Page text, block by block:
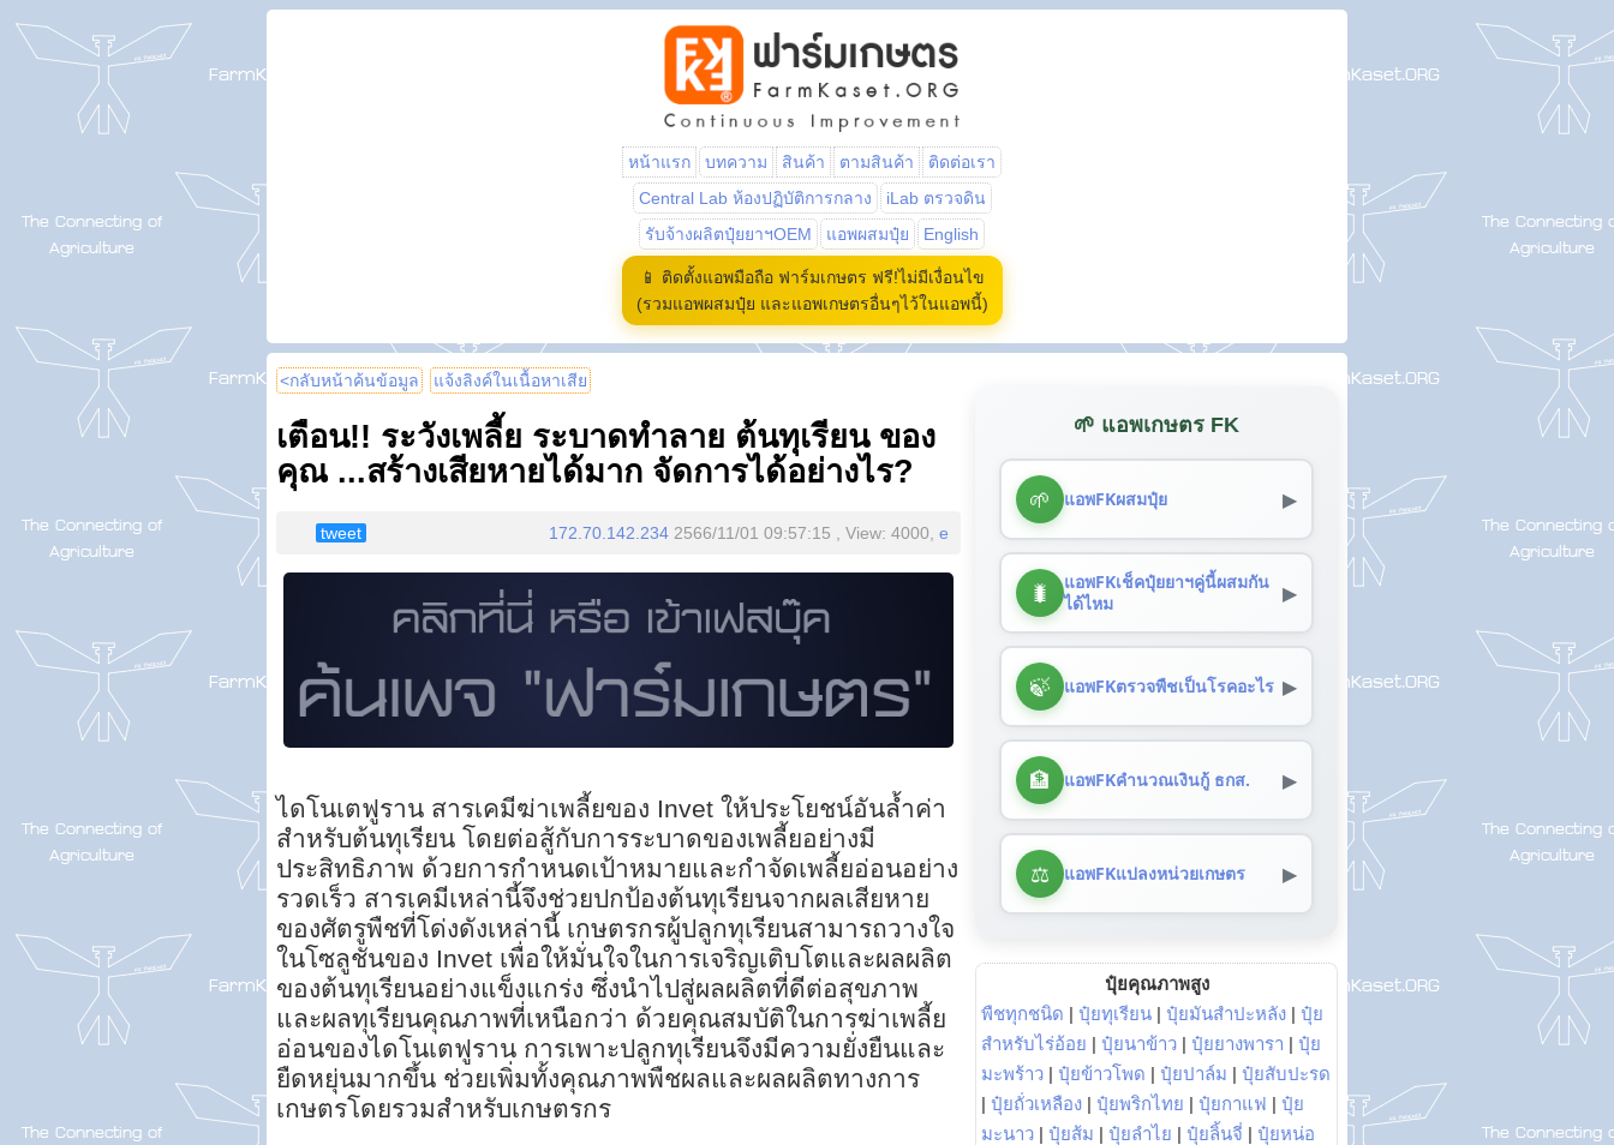
หน้าแรก บทความ สินค้า ตามสินค้า
ติดต่อเรา
Central Lab ห้องปฏิบัติการกลาง
iLab ตรวจดิน
รับจ้างผลิตปุ๋ยยาฯOEM
แอพผสมปุ๋ย English
📱 ติดตั้งแอพมือถือ ฟาร์มเกษตร ฟรี!ไม่มีเงื่อนไข
(รวมแอพผสมปุ๋ย และแอพเกษตรอื่นๆไว้ในแอพนี้)
<กลับหน้าค้นข้อมูล แจ้งลิงค์ในเนื้อหาเสีย
เตือน!! ระวังเพลี้ย ระบาดทำลาย ต้นทุเรียน ของ
คุณ ...สร้างเสียหายได้มาก จัดการได้อย่างไร?
tweet 172.70.142.234 2566/11/01 09:57:15 , View: 4000, e
ไดโนเตฟูราน สารเคมีฆ่าเพลี้ยของ Invet ให้ประโยชน์อันล้ำค่า
สำหรับต้นทุเรียน โดยต่อสู้กับการระบาดของเพลี้ยอย่างมี
ประสิทธิภาพ ด้วยการกำหนดเป้าหมายและกำจัดเพลี้ยอ่อนอย่าง
รวดเร็ว สารเคมีเหล่านี้จึงช่วยปกป้องต้นทุเรียนจากผลเสียหาย
ของศัตรูพืชที่โด่งดังเหล่านี้ เกษตรกรผู้ปลูกทุเรียนสามารถวางใจ
ในโซลูชันของ Invet เพื่อให้มั่นใจในการเจริญเติบโตและผลผลิต
ของต้นทุเรียนอย่างแข็งแกร่ง ซึ่งนำไปสู่ผลผลิตที่ดีต่อสุขภาพ
และผลทุเรียนคุณภาพที่เหนือกว่า ด้วยคุณสมบัติในการฆ่าเพลี้ย
อ่อนของไดโนเตฟูราน การเพาะปลูกทุเรียนจึงมีความยั่งยืนและ
ยืดหยุ่นมากขึ้น ช่วยเพิ่มทั้งคุณภาพพืชผลและผลผลิตทางการ
เกษตรโดยรวมสำหรับเกษตรกร
🌱 แอพเกษตร FK
🌱 แอพFKผสมปุ๋ย ▶
🐛
แอพFKเช็คปุ๋ยยาฯคู่นี้ผสมกัน
ได้ไหม
▶
🍃 แอพFKตรวจพืชเป็นโรคอะไร ▶
🏦 แอพFKคำนวณเงินกู้ ธกส. ▶
⚖️ แอพFKแปลงหน่วยเกษตร ▶
ปุ๋ยคุณภาพสูง
พืชทุกชนิด | ปุ๋ยทุเรียน | ปุ๋ยมันสำปะหลัง | ปุ๋ย
สำหรับไร่อ้อย | ปุ๋ยนาข้าว | ปุ๋ยยางพารา | ปุ๋ย
มะพร้าว | ปุ๋ยข้าวโพด | ปุ๋ยปาล์ม | ปุ๋ยสับปะรด
| ปุ๋ยถั่วเหลือง | ปุ๋ยพริกไทย | ปุ๋ยกาแฟ | ปุ๋ย
มะนาว | ปุ๋ยส้ม | ปุ๋ยลำไย | ปุ๋ยลิ้นจี่ | ปุ๋ยหน่อ